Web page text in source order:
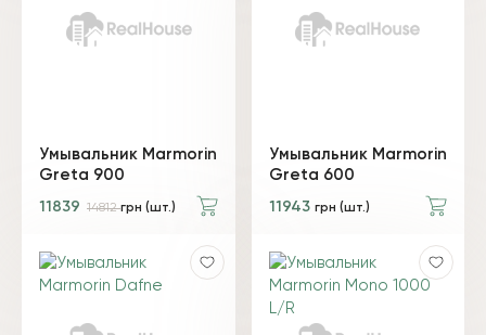
Умывальник Marmorin
Greta 900
11839 14812грн (шт.)
Умывальник Marmorin
Greta 600
11943 грн (шт.)